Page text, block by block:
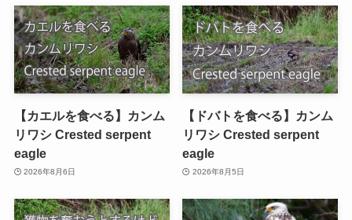
【カエルを食べる】カンム
リワシ Crested serpent
eagle
2026年8月6日
【ドバトを食べる】カンム
リワシ Crested serpent
eagle
2026年8月5日